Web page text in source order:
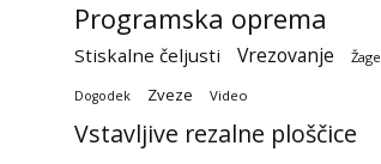
Programska oprema
Stiskalne čeljusti Vrezovanje Žage
Dogodek Zveze Video
Vstavljive rezalne ploščice